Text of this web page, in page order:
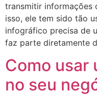
transmitir informações
isso, ele tem sido tão
infográfico precisa de
faz parte diretamente
Como usar
no seu